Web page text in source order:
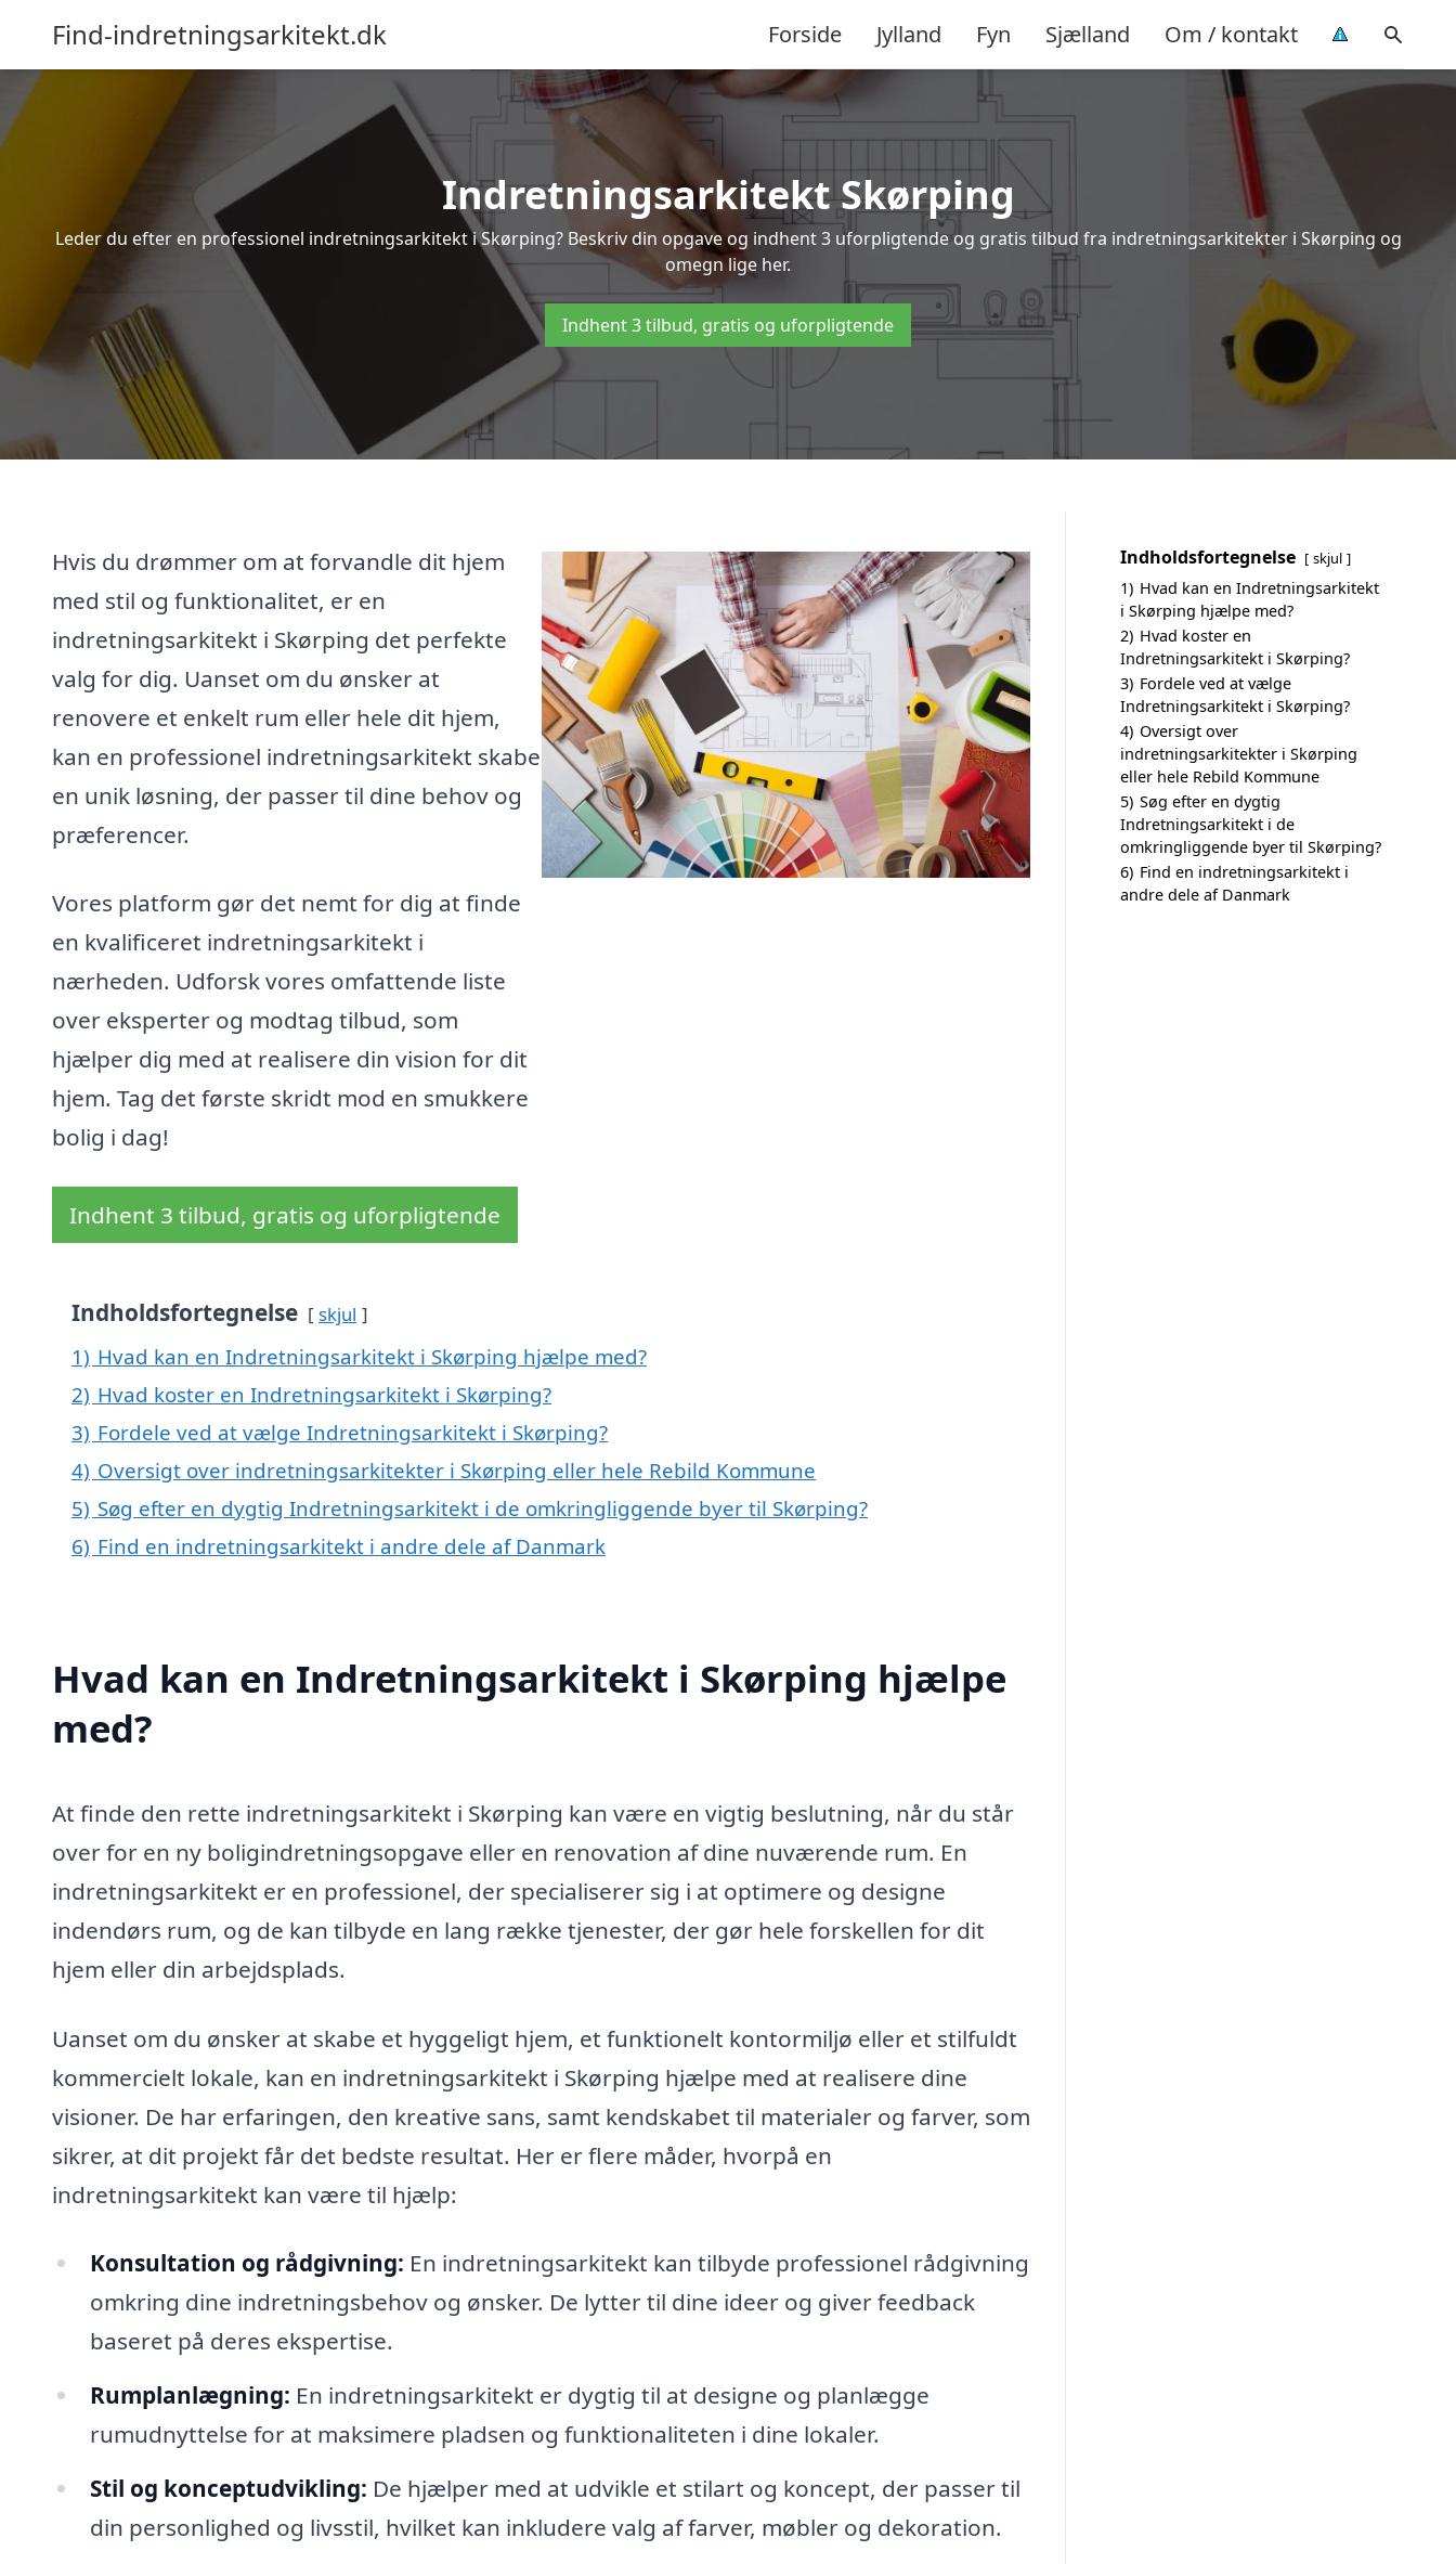
Find-indretningsarkitekt.dk Forside Jylland Fyn Sjælland Om / kontakt
Indretningsarkitekt Skørping
Leder du efter en professionel indretningsarkitekt i Skørping? Beskriv din opgave og indhent 3 uforpligtende og gratis tilbud fra indretningsarkitekter i Skørping og
omegn lige her.
Indhent 3 tilbud, gratis og uforpligtende
Hvis du drømmer om at forvandle dit hjem
med stil og funktionalitet, er en
indretningsarkitekt i Skørping det perfekte
valg for dig. Uanset om du ønsker at
renovere et enkelt rum eller hele dit hjem,
kan en professionel indretningsarkitekt skabe
en unik løsning, der passer til dine behov og
præferencer.
Vores platform gør det nemt for dig at finde
en kvalificeret indretningsarkitekt i
nærheden. Udforsk vores omfattende liste
over eksperter og modtag tilbud, som
hjælper dig med at realisere din vision for dit
hjem. Tag det første skridt mod en smukkere
bolig i dag!
Indhent 3 tilbud, gratis og uforpligtende
Indholdsfortegnelse skjul
1) Hvad kan en Indretningsarkitekt i Skørping hjælpe med?
2) Hvad koster en Indretningsarkitekt i Skørping?
3) Fordele ved at vælge Indretningsarkitekt i Skørping?
4) Oversigt over indretningsarkitekter i Skørping eller hele Rebild Kommune
5) Søg efter en dygtig Indretningsarkitekt i de omkringliggende byer til Skørping?
6) Find en indretningsarkitekt i andre dele af Danmark
Hvad kan en Indretningsarkitekt i Skørping hjælpe
med?
At finde den rette indretningsarkitekt i Skørping kan være en vigtig beslutning, når du står
over for en ny boligindretningsopgave eller en renovation af dine nuværende rum. En
indretningsarkitekt er en professionel, der specialiserer sig i at optimere og designe
indendørs rum, og de kan tilbyde en lang række tjenester, der gør hele forskellen for dit
hjem eller din arbejdsplads.
Uanset om du ønsker at skabe et hyggeligt hjem, et funktionelt kontormiljø eller et stilfuldt
kommercielt lokale, kan en indretningsarkitekt i Skørping hjælpe med at realisere dine
visioner. De har erfaringen, den kreative sans, samt kendskabet til materialer og farver, som
sikrer, at dit projekt får det bedste resultat. Her er flere måder, hvorpå en
indretningsarkitekt kan være til hjælp:
Konsultation og rådgivning: En indretningsarkitekt kan tilbyde professionel rådgivning
omkring dine indretningsbehov og ønsker. De lytter til dine ideer og giver feedback
baseret på deres ekspertise.
Rumplanlægning: En indretningsarkitekt er dygtig til at designe og planlægge
rumudnyttelse for at maksimere pladsen og funktionaliteten i dine lokaler.
Stil og konceptudvikling: De hjælper med at udvikle et stilart og koncept, der passer til
din personlighed og livsstil, hvilket kan inkludere valg af farver, møbler og dekoration.
Indholdsfortegnelse skjul
1) Hvad kan en Indretningsarkitekt
i Skørping hjælpe med?
2) Hvad koster en
Indretningsarkitekt i Skørping?
3) Fordele ved at vælge
Indretningsarkitekt i Skørping?
4) Oversigt over
indretningsarkitekter i Skørping
eller hele Rebild Kommune
5) Søg efter en dygtig
Indretningsarkitekt i de
omkringliggende byer til Skørping?
6) Find en indretningsarkitekt i
andre dele af Danmark